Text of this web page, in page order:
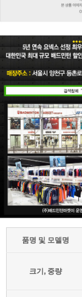
품명 및 모델명
크기, 중량